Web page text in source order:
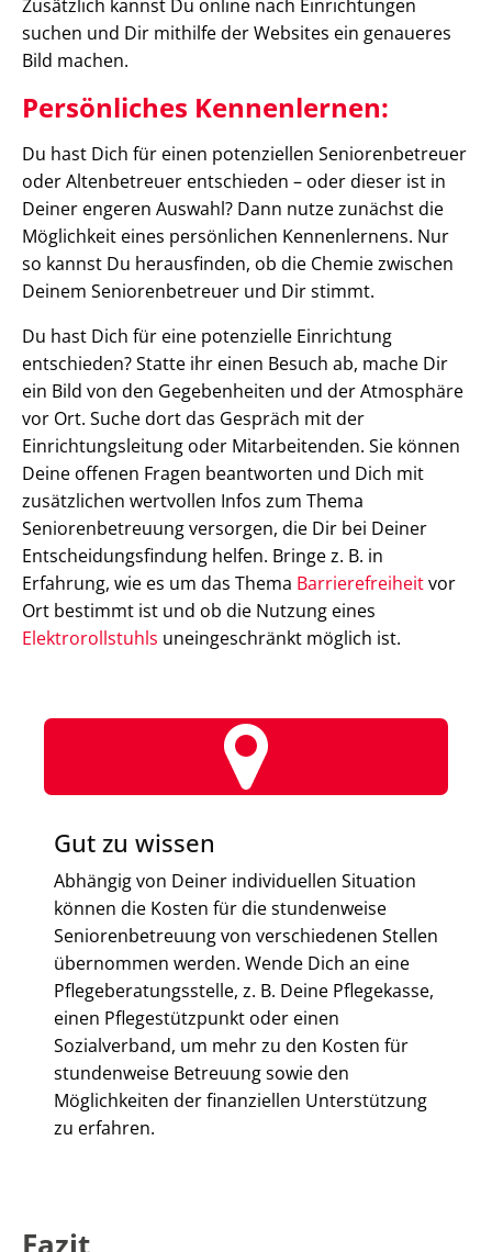
Zusätzlich kannst Du online nach Einrichtungen
suchen und Dir mithilfe der Websites ein genaueres
Bild machen.
Persönliches Kennenlernen:
Du hast Dich für einen potenziellen Seniorenbetreuer
oder Altenbetreuer entschieden – oder dieser ist in
Deiner engeren Auswahl? Dann nutze zunächst die
Möglichkeit eines persönlichen Kennenlernens. Nur
so kannst Du herausfinden, ob die Chemie zwischen
Deinem Seniorenbetreuer und Dir stimmt.
Du hast Dich für eine potenzielle Einrichtung
entschieden? Statte ihr einen Besuch ab, mache Dir
ein Bild von den Gegebenheiten und der Atmosphäre
vor Ort. Suche dort das Gespräch mit der
Einrichtungsleitung oder Mitarbeitenden. Sie können
Deine offenen Fragen beantworten und Dich mit
zusätzlichen wertvollen Infos zum Thema
Seniorenbetreuung versorgen, die Dir bei Deiner
Entscheidungsfindung helfen. Bringe z. B. in
Erfahrung, wie es um das Thema Barrierefreiheitvor
Ort bestimmt ist und ob die Nutzung eines
Elektrorollstuhls uneingeschränkt möglich ist.
Gut zu wissen
Abhängig von Deiner individuellen Situation
können die Kosten für die stundenweise
Seniorenbetreuung von verschiedenen Stellen
übernommen werden. Wende Dich an eine
Pflegeberatungsstelle, z. B. Deine Pflegekasse,
einen Pflegestützpunkt oder einen
Sozialverband, um mehr zu den Kosten für
stundenweise Betreuung sowie den
Möglichkeiten der finanziellen Unterstützung
zu erfahren.
Fazit